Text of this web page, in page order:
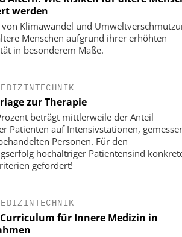
werden
von Klimawandel und
Menschen aufgrund ihrer erhöhten
in besonderem Maße.
zur Therapie
beträgt mittlerweile der Anteil
Patienten auf Intensivstationen,
Personen. Für den
hochaltriger Patientensind
gefordert!
für Innere Medizin in